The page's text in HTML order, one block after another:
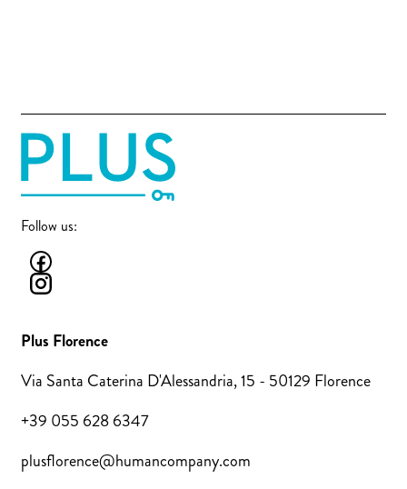
Follow us:
Plus Florence
Via Santa Caterina D'Alessandria, 15 - 50129 Florence
+39 055 628 6347
plusflorence@humancompany.com